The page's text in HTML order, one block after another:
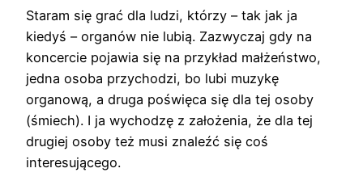
Staram się grać dla ludzi, którzy – tak jak ja
kiedyś – organów nie lubią. Zazwyczaj gdy na
koncercie pojawia się na przykład małżeństwo,
jedna osoba przychodzi, bo lubi muzykę
organową, a druga poświęca się dla tej osoby
(śmiech). I ja wychodzę z założenia, że dla tej
drugiej osoby też musi znaleźć się coś
interesującego.